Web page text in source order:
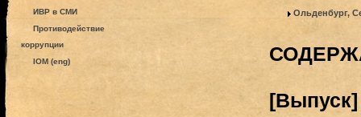
ИВР в СМИ
Противодействие
коррупции
IOM (eng)
Ольденбург,
[Выпуск]